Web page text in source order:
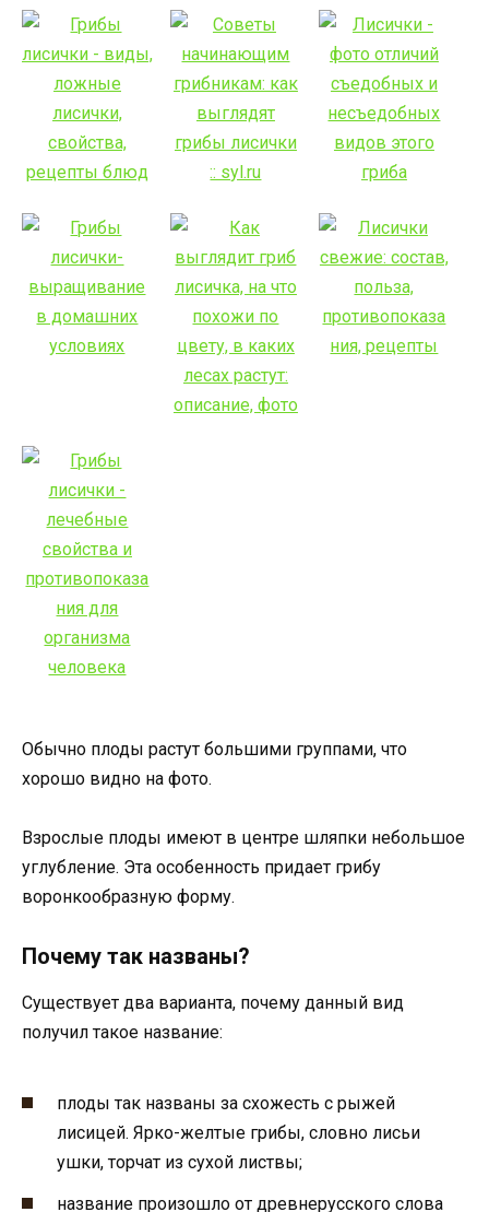
Обычно плоды растут большими группами, что
хорошо видно на фото.
Взрослые плоды имеют в центре шляпки небольшое
углубление. Эта особенность придает грибу
воронкообразную форму.
Почему так названы?
Существует два варианта, почему данный вид
получил такое название:
плоды так названы за схожесть с рыжей
лисицей. Ярко-желтые грибы, словно лисьи
ушки, торчат из сухой листвы;
название произошло от древнерусского слова